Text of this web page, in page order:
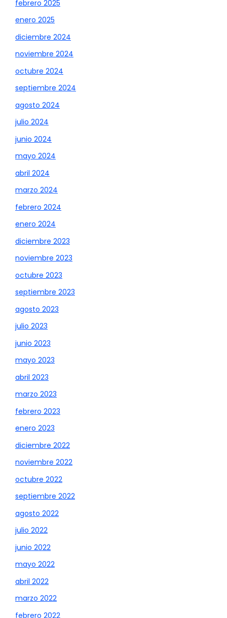
febrero 2025
enero 2025
diciembre 2024
noviembre 2024
octubre 2024
septiembre 2024
agosto 2024
julio 2024
junio 2024
mayo 2024
abril 2024
marzo 2024
febrero 2024
enero 2024
diciembre 2023
noviembre 2023
octubre 2023
septiembre 2023
agosto 2023
julio 2023
junio 2023
mayo 2023
abril 2023
marzo 2023
febrero 2023
enero 2023
diciembre 2022
noviembre 2022
octubre 2022
septiembre 2022
agosto 2022
julio 2022
junio 2022
mayo 2022
abril 2022
marzo 2022
febrero 2022